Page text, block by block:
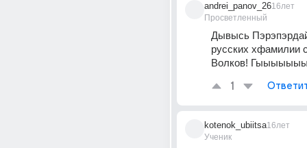
andrei_panov_26
Просветленный
16лет
Дывысь
русских хфамилии
Волков!
1
kotenok_ubiitsa
Ученик
16лет